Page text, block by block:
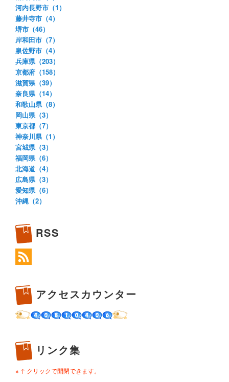
河内長野市（1）
藤井寺市（4）
堺市（46）
岸和田市（7）
泉佐野市（4）
兵庫県（203）
京都府（158）
滋賀県（39）
奈良県（14）
和歌山県（8）
岡山県（3）
東京都（7）
神奈川県（1）
宮城県（3）
福岡県（6）
北海道（4）
広島県（3）
愛知県（6）
沖縄（2）
RSS
アクセスカウンター
リンク集
※ ↑ クリックで開閉できます。